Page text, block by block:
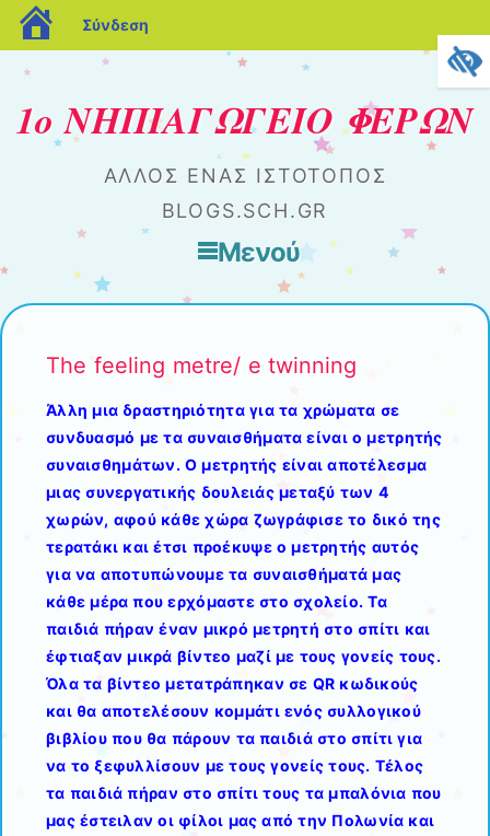
blogs.sch.gr
Σύνδεση
1ο ΝΗΠΙΑΓΩΓΕΙΟ ΦΕΡΩΝ
ΆΛΛΟΣ ΈΝΑΣ ΙΣΤΌΤΟΠΟΣ
BLOGS.SCH.GR
Μενού
Μετάβαση στο περιεχόμενο
The feeling metre/ e twinning
Άλλη μια δραστηριότητα για τα χρώματα σε
συνδυασμό με τα συναισθήματα είναι ο μετρητής
συναισθημάτων. Ο μετρητής είναι αποτέλεσμα
μιας συνεργατικής δουλειάς μεταξύ των 4
χωρών, αφού κάθε χώρα ζωγράφισε το δικό της
τερατάκι και έτσι προέκυψε ο μετρητής αυτός
για να αποτυπώνουμε τα συναισθήματά μας
κάθε μέρα που ερχόμαστε στο σχολείο. Τα
παιδιά πήραν έναν μικρό μετρητή στο σπίτι και
έφτιαξαν μικρά βίντεο μαζί με τους γονείς τους.
Όλα τα βίντεο μετατράπηκαν σε QR κωδικούς
και θα αποτελέσουν κομμάτι ενός συλλογικού
βιβλίου που θα πάρουν τα παιδιά στο σπίτι για
να το ξεφυλλίσουν με τους γονείς τους. Τέλος
τα παιδιά πήραν στο σπίτι τους τα μπαλόνια που
μας έστειλαν οι φίλοι μας από την Πολωνία και